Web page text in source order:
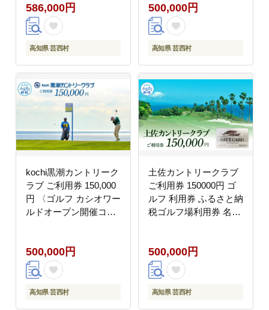
赤牛 和牛 国産 エイジ
ングビーフ エイジング
工法 熟成肉
586,000円
高知県 芸西村
光 プレゼント 家族 友
達 カップル ペア
500,000円
高知県 芸西村
kochi黒潮カントリーク
ラブ ご利用券 150,000
円 〈ゴルフ カシオワー
ルドオープン開催コー
ト ゴルフチケット プレ
ー券 人気
500,000円
高知県 芸西村
土佐カントリークラブ
ご利用券 150000円 ゴ
ルフ 利用券 ふるさと納
税ゴルフ場利用券 名門
Golf golf ゴルフチケッ
ト プレー券 人気
500,000円
高知県 芸西村